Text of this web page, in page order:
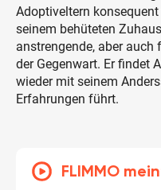
Adoptiveltern
seinem behüteten
anstrengende, aber
der Gegenwart. Er findet
wieder mit seinem
Erfahrungen führt.
FLIMMO